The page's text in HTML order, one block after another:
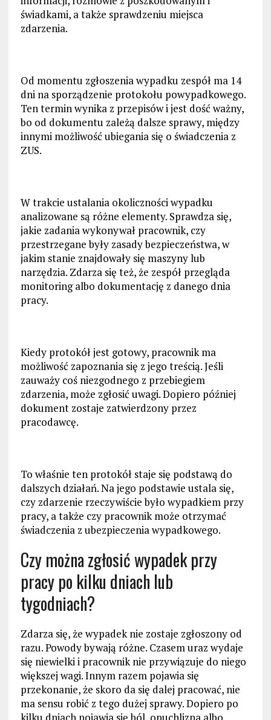
świadkami, a także sprawdzeniu miejsca
zdarzenia.
Od momentu zgłoszenia wypadku zespół ma 14
dni na sporządzenie protokołu powypadkowego.
Ten termin wynika z przepisów i jest dość ważny,
bo od dokumentu zależą dalsze sprawy, między
innymi możliwość ubiegania się o świadczenia z
ZUS.
W trakcie ustalania okoliczności wypadku
analizowane są różne elementy. Sprawdza się,
jakie zadania wykonywał pracownik, czy
przestrzegane były zasady bezpieczeństwa, w
jakim stanie znajdowały się maszyny lub
narzędzia. Zdarza się też, że zespół przegląda
monitoring albo dokumentację z danego dnia
pracy.
Kiedy protokół jest gotowy, pracownik ma
możliwość zapoznania się z jego treścią. Jeśli
zauważy coś niezgodnego z przebiegiem
zdarzenia, może zgłosić uwagi. Dopiero później
dokument zostaje zatwierdzony przez
pracodawcę.
To właśnie ten protokół staje się podstawą do
dalszych działań. Na jego podstawie ustala się,
czy zdarzenie rzeczywiście było wypadkiem przy
pracy, a także czy pracownik może otrzymać
świadczenia z ubezpieczenia wypadkowego.
Czy można zgłosić wypadek przy
pracy po kilku dniach lub
tygodniach?
Zdarza się, że wypadek nie zostaje zgłoszony od
razu. Powody bywają różne. Czasem uraz wydaje
się niewielki i pracownik nie przywiązuje do niego
większej wagi. Innym razem pojawia się
przekonanie, że skoro da się dalej pracować, nie
ma sensu robić z tego dużej sprawy. Dopiero po